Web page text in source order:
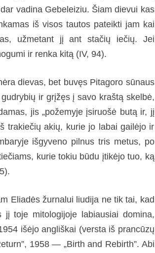
vadina Gebeleiziu. Šiam dievui kas
iš visos tautos pateikti jam kai
užmetant jį ant stačių iečių. Jei
ir renka kitą (IV, 94).
dievas, bet buvęs Pitagoro sūnaus
ir grįžęs į savo kraštą skelbė,
jis „požemyje įsiruošė butą ir, jį
trakiečių akių, kurie jo labai gailėjo ir
išgyveno pilnus tris metus, po
kurie tokiu būdu įtikėjo tuo, ką
Eliadės žurnalui liudija ne tik tai, kad
toje mitologijoje labiausiai domina,
išėjo angliškai (versta iš prancūzų
1958 — „Birth and Rebirth”. Abi